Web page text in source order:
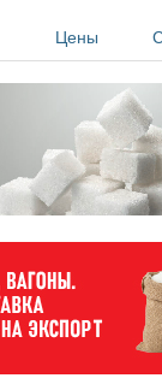
Цены